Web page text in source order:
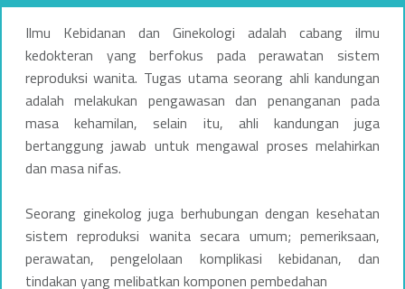
Ilmu Kebidanan dan Ginekologi adalah cabang ilmu
kedokteran yang berfokus pada perawatan sistem
reproduksi wanita. Tugas utama seorang ahli kandungan
adalah melakukan pengawasan dan penanganan pada
masa kehamilan, selain itu, ahli kandungan juga
bertanggung jawab untuk mengawal proses melahirkan
dan masa nifas.
Seorang ginekolog juga berhubungan dengan kesehatan
sistem reproduksi wanita secara umum; pemeriksaan,
perawatan, pengelolaan komplikasi kebidanan, dan
tindakan yang melibatkan komponen pembedahan